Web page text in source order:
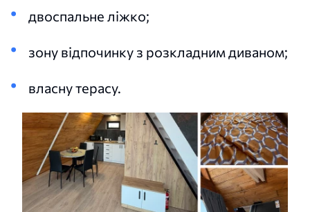
двоспальне ліжко;
зону відпочинку з розкладним диваном;
власну терасу.